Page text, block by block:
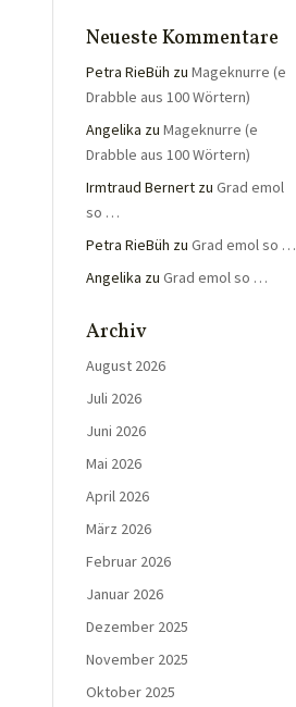
Neueste Kommentare
Petra RieBüh zuMageknurre (e
Drabble aus 100 Wörtern)
Angelika zuMageknurre (e
Drabble aus 100 Wörtern)
Irmtraud Bernert zuGrad emol
so …
Petra RieBüh zuGrad emol so …
Angelika zuGrad emol so …
Archiv
August 2026
Juli 2026
Juni 2026
Mai 2026
April 2026
März 2026
Februar 2026
Januar 2026
Dezember 2025
November 2025
Oktober 2025